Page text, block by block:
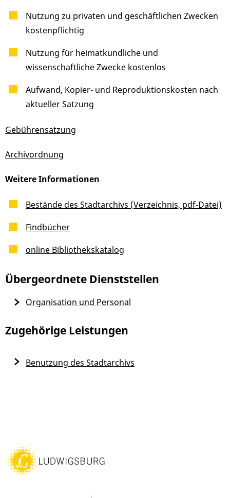
Nutzung zu privaten und geschäftlichen Zwecken
kostenpflichtig
Nutzung für heimatkundliche und
wissenschaftliche Zwecke kostenlos
Aufwand, Kopier- und Reproduktionskosten nach
aktueller Satzung
Gebührensatzung
Archivordnung
Weitere Informationen
Bestände des Stadtarchivs (Verzeichnis, pdf-Datei)
Findbücher
online Bibliothekskatalog
Übergeordnete Dienststellen
Organisation und Personal
Zugehörige Leistungen
Benutzung des Stadtarchivs